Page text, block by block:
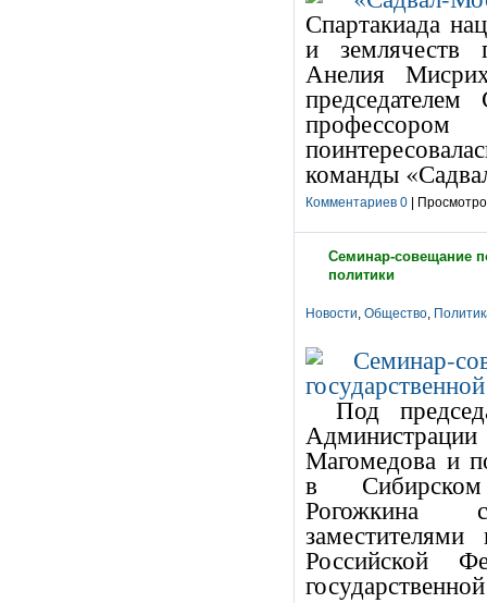
Спартакиада
и землячеств
Анелия
команды
Комментариев 0 |
Семинар-совещание
политики
Новости, Общество,
Под
Магомедова и
в
Рогожкина
Российской